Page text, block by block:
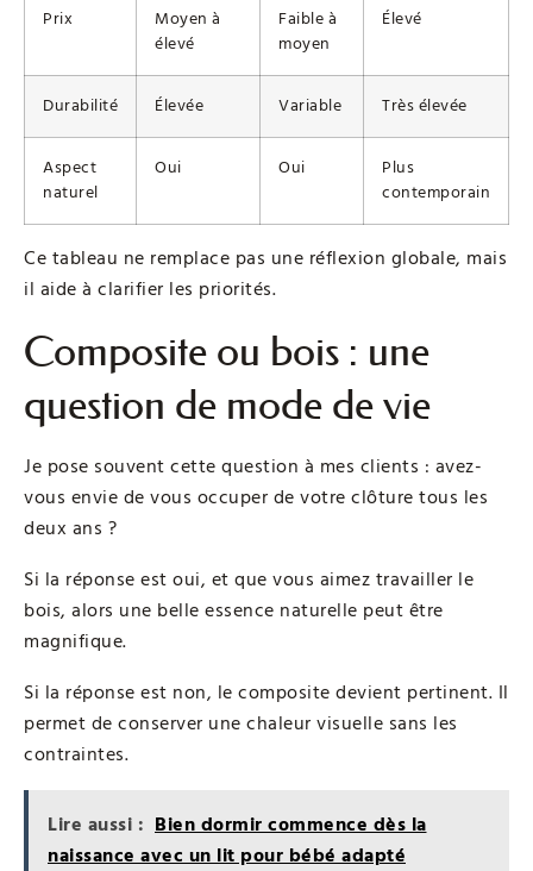
Prix
Moyen à
élevé
Faible à
moyen
Élevé
Durabilité Élevée Variable Très élevée
Aspect
naturel
Oui Oui
Plus
contemporain
Ce tableau ne remplace pas une réflexion globale, mais
il aide à clarifier les priorités.
Composite ou bois : une
question de mode de vie
Je pose souvent cette question à mes clients : avez-
vous envie de vous occuper de votre clôture tous les
deux ans ?
Si la réponse est oui, et que vous aimez travailler le
bois, alors une belle essence naturelle peut être
magnifique.
Si la réponse est non, le composite devient pertinent. Il
permet de conserver une chaleur visuelle sans les
contraintes.
Lire aussi : Bien dormir commence dès la
naissance avec un lit pour bébé adapté